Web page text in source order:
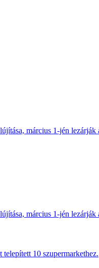
március 1-jén
március 1-jén
10 szupermarkethez.